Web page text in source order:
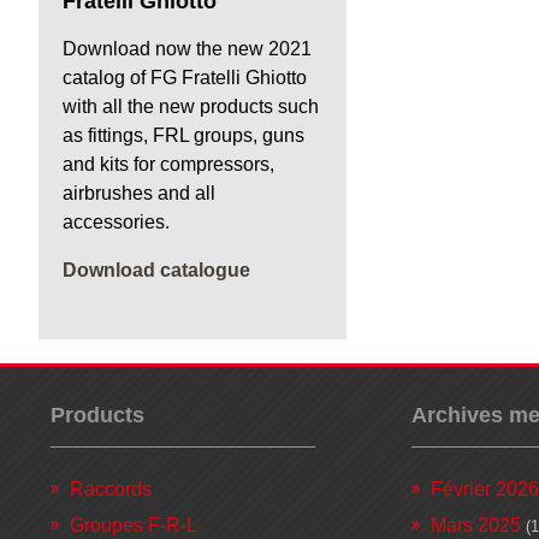
Download now the new 2021
catalog of FG Fratelli Ghiotto
with all the new products such
as fittings, FRL groups, guns
and kits for compressors,
airbrushes and all
accessories.
Download catalogue
Products
Raccords
Groupes F-R-L
Archives
Février 2026
Mars 2025